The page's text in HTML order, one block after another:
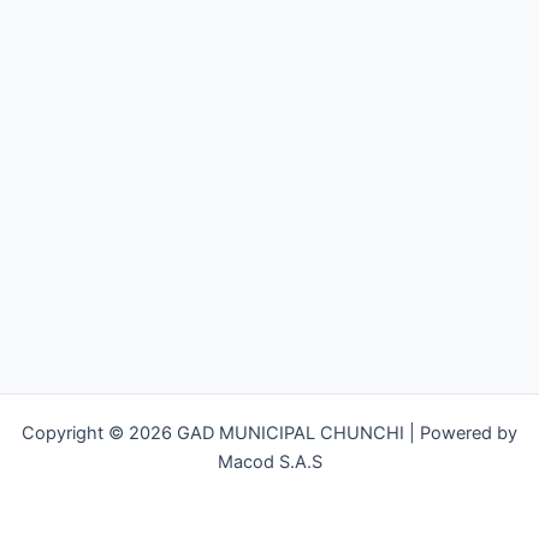
Copyright © 2026 GAD MUNICIPAL CHUNCHI | Powered by
Macod S.A.S